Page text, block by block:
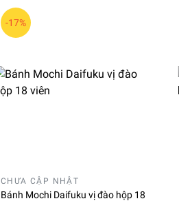
-17%
CHƯA CẬP NHẬT
Bánh Mochi Daifuku vị đào hộp 18